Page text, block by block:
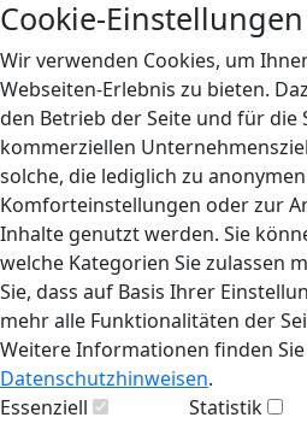
Cookie-Einstellungen
Wir verwenden Cookies, um
Webseiten-Erlebnis zu bieten.
den Betrieb der Seite und für die
kommerziellen
solche, die lediglich zu
Komforteinstellungen oder zur
Inhalte genutzt werden. Sie
welche Kategorien Sie zulassen
Sie, dass auf Basis Ihrer
mehr alle Funktionalitäten der
Weitere Informationen finden
Datenschutzhinweisen.
Essenziell
Statistik